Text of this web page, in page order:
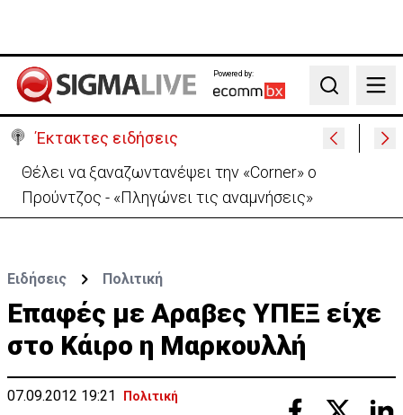
Powered by:
Search
Έκτακτες ειδήσεις
Θέλει να ξαναζωντανέψει την «Corner» o
Προύντζος - «Πληγώνει τις αναμνήσεις»
Ειδήσεις Πολιτική
Επαφές με Αραβες ΥΠΕΞ είχε
στο Κάιρο η Μαρκουλλή
07.09.2012 19:21 Πολιτική